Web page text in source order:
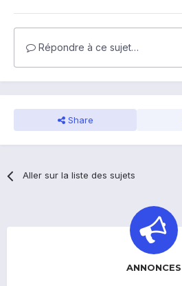
Répondre à ce sujet…
Share
Aller sur la liste des sujets
ANNONCES